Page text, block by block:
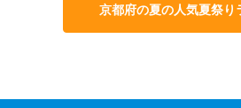
京都府の夏の人気夏祭り